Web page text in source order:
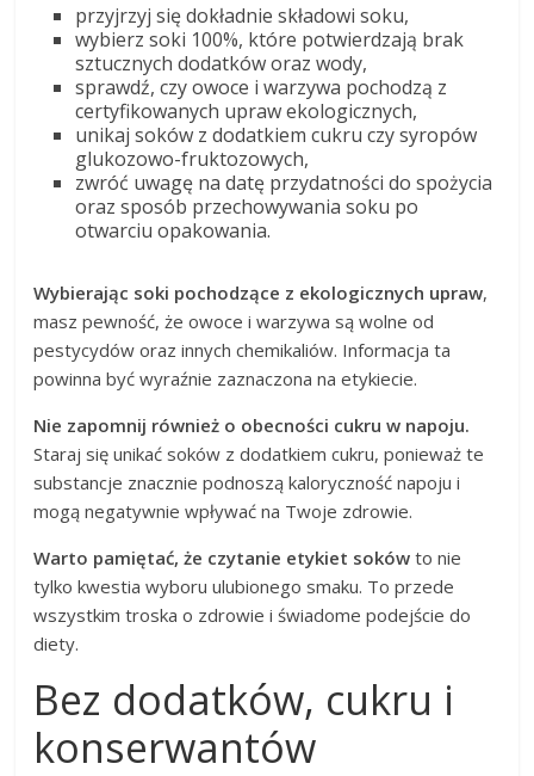
przyjrzyj się dokładnie składowi soku,
wybierz soki 100%, które potwierdzają brak
sztucznych dodatków oraz wody,
sprawdź, czy owoce i warzywa pochodzą z
certyfikowanych upraw ekologicznych,
unikaj soków z dodatkiem cukru czy syropów
glukozowo-fruktozowych,
zwróć uwagę na datę przydatności do spożycia
oraz sposób przechowywania soku po
otwarciu opakowania.
Wybierając soki pochodzące z ekologicznych upraw,
masz pewność, że owoce i warzywa są wolne od
pestycydów oraz innych chemikaliów. Informacja ta
powinna być wyraźnie zaznaczona na etykiecie.
Nie zapomnij również o obecności cukru w napoju.
Staraj się unikać soków z dodatkiem cukru, ponieważ te
substancje znacznie podnoszą kaloryczność napoju i
mogą negatywnie wpływać na Twoje zdrowie.
Warto pamiętać, że czytanie etykiet soków to nie
tylko kwestia wyboru ulubionego smaku. To przede
wszystkim troska o zdrowie i świadome podejście do
diety.
Bez dodatków, cukru i
konserwantów